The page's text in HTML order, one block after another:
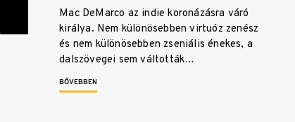
Mac DeMarco az indie koronázásra váró
királya. Nem különösebben virtuóz zenész
és nem különösebben zseniális énekes, a
dalszövegei sem váltották…
BŐVEBBEN